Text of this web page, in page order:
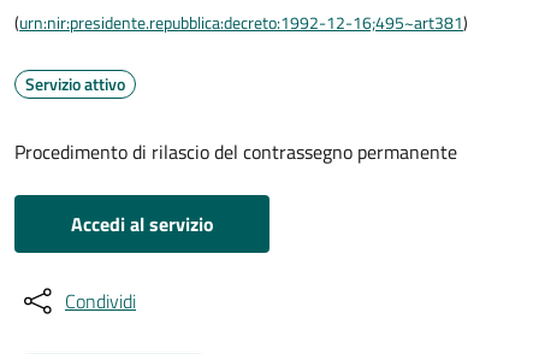
(urn:nir:presidente.repubblica:decreto:1992-12-16;495~art381)
Servizio attivo
Procedimento di rilascio del contrassegno permanente
Accedi al servizio
Condividi